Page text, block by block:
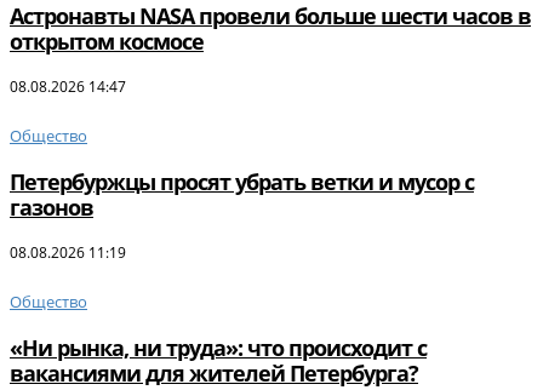
Астронавты NASA провели больше шести часов в
открытом космосе
08.08.2026 14:47
Общество
Петербуржцы просят убрать ветки и мусор с
газонов
08.08.2026 11:19
Общество
«Ни рынка, ни труда»: что происходит с
вакансиями для жителей Петербурга?